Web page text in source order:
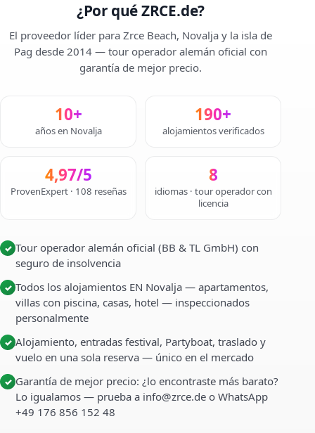
¿Por qué ZRCE.de?
El proveedor líder para Zrce Beach, Novalja y la isla de
Pag desde 2014 — tour operador alemán oficial con
garantía de mejor precio.
10+
años en Novalja
190+
alojamientos verificados
4,97/5
ProvenExpert · 108 reseñas
8
idiomas · tour operador con
licencia
✓ Tour operador alemán oficial (BB & TL GmbH) con
seguro de insolvencia
✓ Todos los alojamientos EN Novalja — apartamentos,
villas con piscina, casas, hotel — inspeccionados
personalmente
✓ Alojamiento, entradas festival, Partyboat, traslado y
vuelo en una sola reserva — único en el mercado
✓ Garantía de mejor precio: ¿lo encontraste más barato?
Lo igualamos — prueba a info@zrce.de o WhatsApp
+49 176 856 152 48